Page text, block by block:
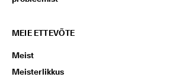
MEIE ETTEVÕTE
Meist
Meisterlikkus